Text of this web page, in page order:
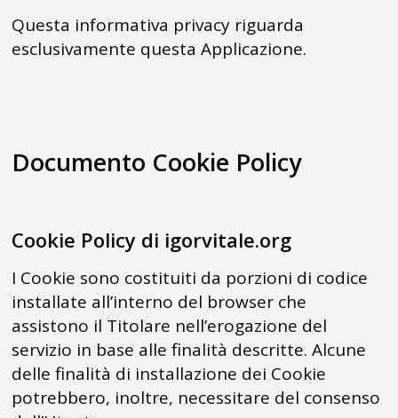
Questa informativa privacy riguarda
esclusivamente questa Applicazione.
Documento Cookie Policy
Cookie Policy di igorvitale.org
I Cookie sono costituiti da porzioni di codice
installate all’interno del browser che
assistono il Titolare nell’erogazione del
servizio in base alle finalità descritte. Alcune
delle finalità di installazione dei Cookie
potrebbero, inoltre, necessitare del consenso